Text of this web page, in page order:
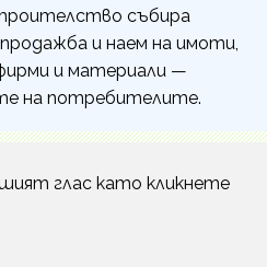
събира
и наем на имоти,
и материали —
на потребителите.
глас като кликнете